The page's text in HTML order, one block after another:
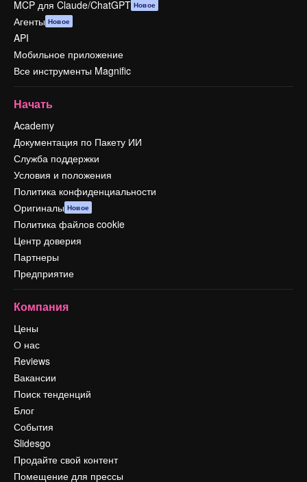
MCP для Claude/ChatGPT Новое
Агенты Новое
API
Мобильное приложение
Все инструменты Magnific
Начать
Academy
Документация по Пакету ИИ
Служба поддержки
Условия и положения
Политика конфиденциальности
Оригиналы Новое
Политика файлов cookie
Центр доверия
Партнеры
Предприятие
Компания
Цены
О нас
Reviews
Вакансии
Поиск тенденций
Блог
События
Slidesgo
Продайте свой контент
Помещение для прессы